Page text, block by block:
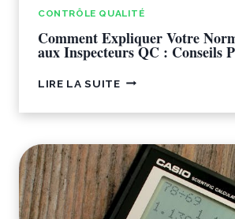
CONTRÔLE QUALITÉ
Comment Expliquer Votre
aux Inspecteurs QC : Conseils
LIRE LA SUITECOMMENT
VOTRE
DE
QUALITÉ
AUX
INSPECTEURS
QC